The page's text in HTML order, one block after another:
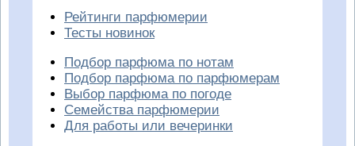
Рейтинги парфюмерии
Тесты новинок
Подбор парфюма по нотам
Подбор парфюма по парфюмерам
Выбор парфюма по погоде
Семейства парфюмерии
Для работы или вечеринки